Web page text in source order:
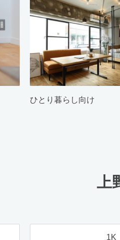
ひとり暮らし向け
上
1K